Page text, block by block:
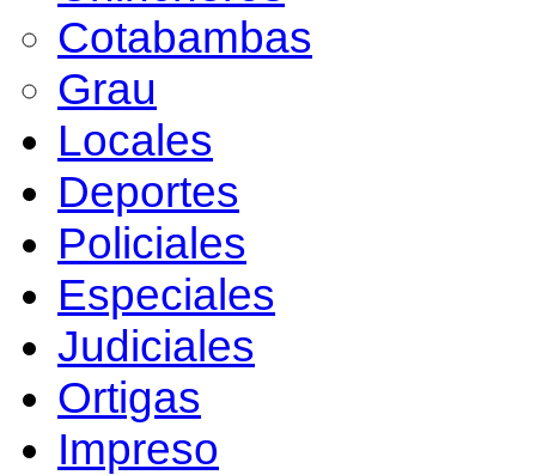
Cotabambas
Grau
Locales
Deportes
Policiales
Especiales
Judiciales
Ortigas
Impreso